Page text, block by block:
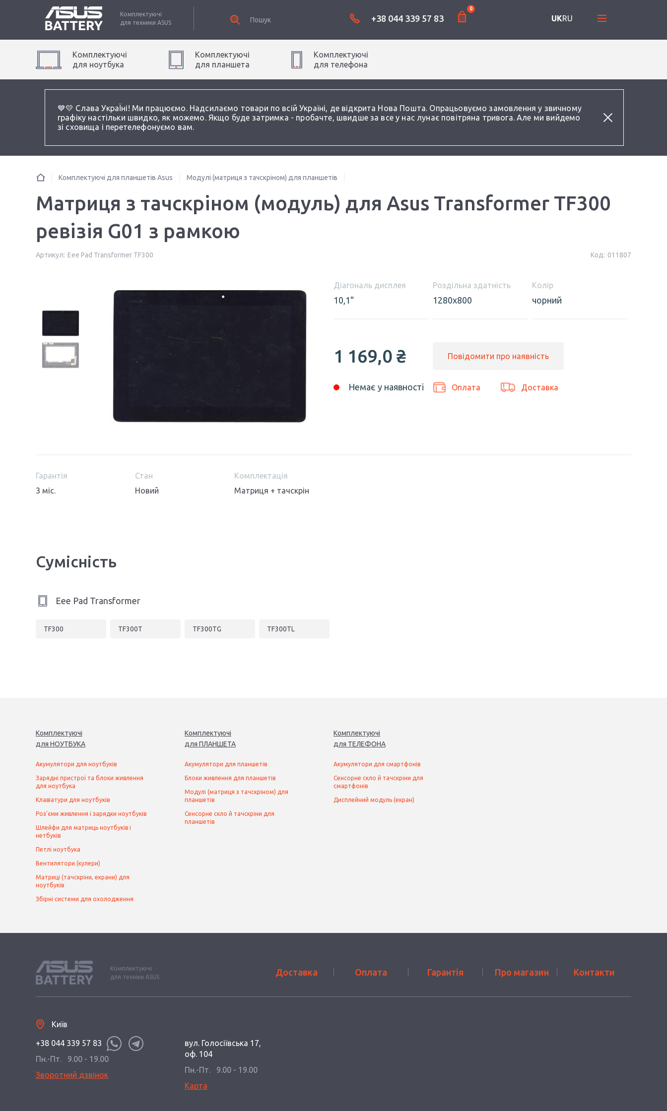
💙💛 Слава УкраЇні! Ми працюємо. Надсилаємо товари по всій Україні, де відкрита Нова Пошта. Опрацьовуємо замовлення у звичному
графіку настільки швидко, як можемо. Якщо буде затримка - пробачте, швидше за все у нас лунає повітряна тривога. Але ми вийдемо
зі сховища і перетелефонуємо вам.
Комплектуючі
для техники ASUS +38 044 339 57 83
0
UKRU
Комплектуючі
для ноутбука
Комплектуючі
для планшета
Комплектуючі
для телефона
Комплектуючі для планшетів Asus Модулі (матриця з тачскріном) для планшетів
Матриця з тачскріном (модуль) для Asus Transformer TF300
ревізія G01 з рамкою
Артикул: Eee Pad Transformer TF300 Код: 011807
Діагональ дисплея
10,1"
Роздільна здатність
1280x800
Колір
чорний
1 169,0 ₴
Немає у наявності
Повідомити про наявність
Оплата Доставка
Гарантія
3 міс.
Стан
Новий
Комплектація
Матриця + тачскрін
Сумісність
Eee Pad Transformer
TF300 TF300T TF300TG TF300TL
Комплектуючі
для НОУТБУКА
Акумулятори для ноутбуків
Зарядні пристрої та блоки живлення
для ноутбука
Клавіатури для ноутбуків
Роз'єми живлення і зарядки ноутбуків
Шлейфи для матриць ноутбуків і
нетбуків
Петлі ноутбука
Вентилятори (кулери)
Матриці (тачскріни, екрани) для
ноутбуків
Збірні системи для охолодження
Комплектуючі
для ПЛАНШЕТА
Акумулятори для планшетів
Блоки живлення для планшетів
Модулі (матриця з тачскріном) для
планшетів
Сенсорне скло й тачскріни для
планшетів
Комплектуючі
для ТЕЛЕФОНА
Акумулятори для смартфонів
Сенсорне скло й тачскріни для
смартфонів
Дисплейний модуль (екран)
Комплектуючі
для техніки ASUS
Доставка Оплата Гарантія Про магазин Контакти
Київ
+38 044 339 57 83
Пн.-Пт.
9.00 - 19.00
Зворотний дзвінок
вул. Голосіївська 17,
оф. 104
Пн.-Пт.
9.00 - 19.00
Карта